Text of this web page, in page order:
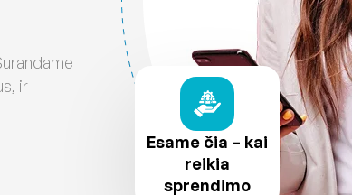
ir
Esame čia – kai
reikia
sprendimo